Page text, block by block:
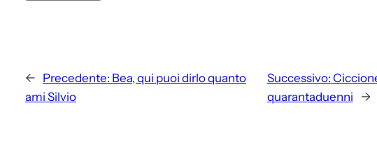
← Precedente: Bea, qui puoi dirlo quanto
ami Silvio
Successivo:
quarantaduenni
→